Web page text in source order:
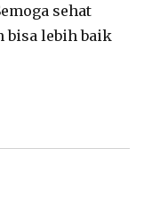
sehat
bisa lebih baik